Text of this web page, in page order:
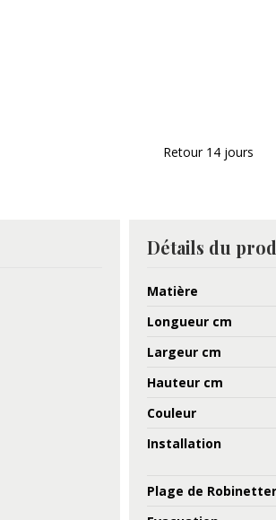
Retour 14 jours
Détails du
Matière
Longueur cm
Largeur cm
Hauteur cm
Couleur
Installation
Plage de